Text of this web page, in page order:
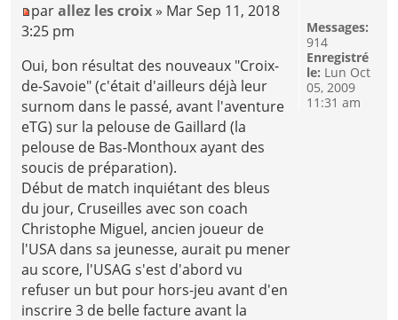
parallez les croix » Mar Sep 11, 2018
3:25 pm
Oui, bon résultat des nouveaux "Croix-
de-Savoie" (c'était d'ailleurs déjà leur
surnom dans le passé, avant l'aventure
eTG) sur la pelouse de Gaillard (la
pelouse de Bas-Monthoux ayant des
soucis de préparation).
Début de match inquiétant des bleus
du jour, Cruseilles avec son coach
Christophe Miguel, ancien joueur de
l'USA dans sa jeunesse, aurait pu mener
au score, l'USAG s'est d'abord vu
refuser un but pour hors-jeu avant d'en
inscrire 3 de belle facture avant la
Messages:
914
Enregistré
le: Lun Oct
05, 2009
11:31 am